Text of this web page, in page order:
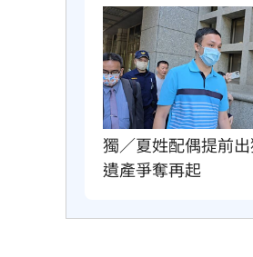
獨／夏姓配偶提前
遺產爭奪再起